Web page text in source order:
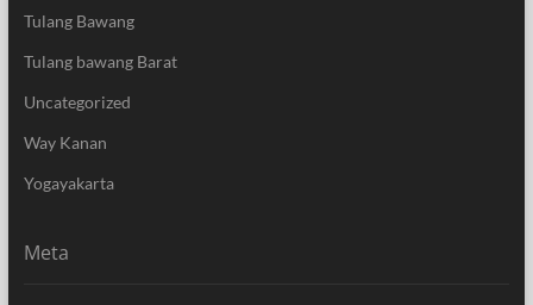
Tulang Bawang
Tulang bawang Barat
Uncategorized
Way Kanan
Yogayakarta
Meta